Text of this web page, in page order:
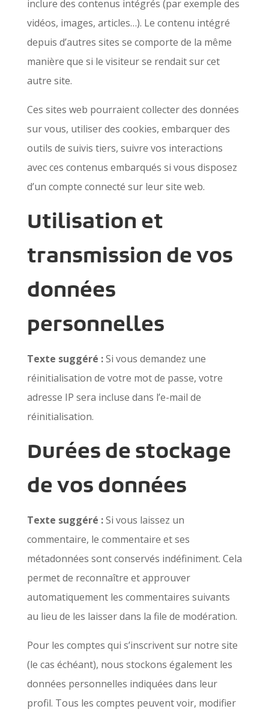
inclure des contenus intégrés (par exemple des
vidéos, images, articles…). Le contenu intégré
depuis d’autres sites se comporte de la même
manière que si le visiteur se rendait sur cet
autre site.
Ces sites web pourraient collecter des données
sur vous, utiliser des cookies, embarquer des
outils de suivis tiers, suivre vos interactions
avec ces contenus embarqués si vous disposez
d’un compte connecté sur leur site web.
Utilisation et
transmission de vos
données
personnelles
Texte suggéré :Si vous demandez une
réinitialisation de votre mot de passe, votre
adresse IP sera incluse dans l’e-mail de
réinitialisation.
Durées de stockage
de vos données
Texte suggéré :Si vous laissez un
commentaire, le commentaire et ses
métadonnées sont conservés indéfiniment. Cela
permet de reconnaître et approuver
automatiquement les commentaires suivants
au lieu de les laisser dans la file de modération.
Pour les comptes qui s’inscrivent sur notre site
(le cas échéant), nous stockons également les
données personnelles indiquées dans leur
profil. Tous les comptes peuvent voir, modifier